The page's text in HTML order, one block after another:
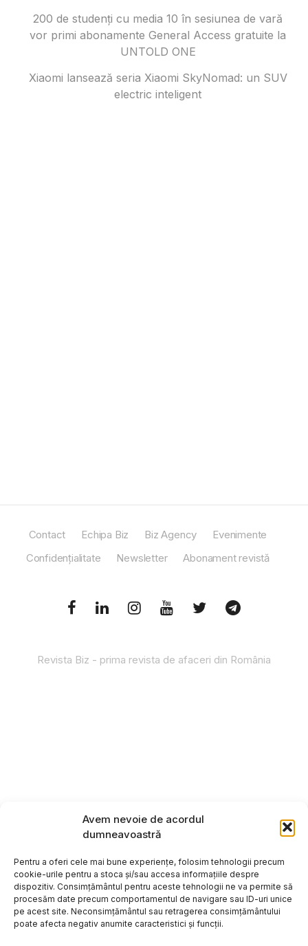
Avem nevoie de acordul
dumneavoastră
Pentru a oferi cele mai bune experiențe, folosim tehnologii precum
cookie-urile pentru a stoca și/sau accesa informațiile despre
dispozitiv. Consimțământul pentru aceste tehnologii ne va permite să
procesăm date precum comportamentul de navigare sau ID-uri unice
pe acest site. Neconsimțământul sau retragerea consimțământului
poate afecta negativ anumite caracteristici și funcții.
200 de studenți cu media 10 în sesiunea de vară
vor primi abonamente General Access gratuite la
UNTOLD ONE
Xiaomi lansează seria Xiaomi SkyNomad: un SUV
electric inteligent
Contact Echipa Biz Biz Agency
Evenimente
Confidențialitate
Newsletter Abonament revistă
Revista Biz - prima revista de afaceri din România